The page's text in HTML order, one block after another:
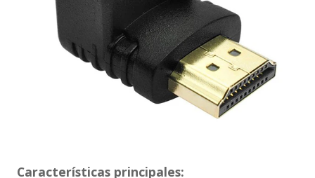
Características principales: